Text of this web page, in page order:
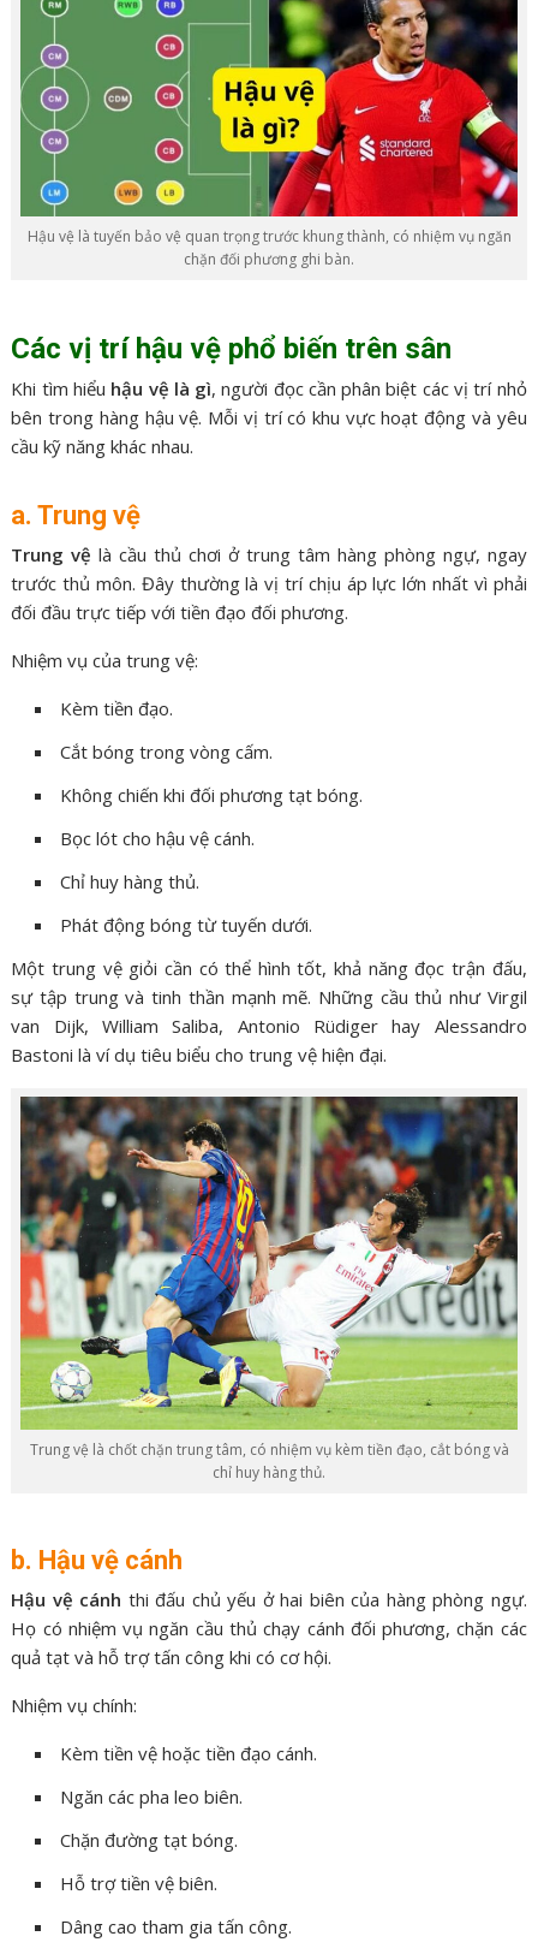
Hậu vệ là tuyến bảo vệ quan trọng trước khung thành, có nhiệm vụ ngăn
chặn đối phương ghi bàn.
Các vị trí hậu vệ phổ biến trên sân
Khi tìm hiểu hậu vệ là gì, người đọc cần phân biệt các vị trí nhỏ
bên trong hàng hậu vệ. Mỗi vị trí có khu vực hoạt động và yêu
cầu kỹ năng khác nhau.
a. Trung vệ
Trung vệ là cầu thủ chơi ở trung tâm hàng phòng ngự, ngay
trước thủ môn. Đây thường là vị trí chịu áp lực lớn nhất vì phải
đối đầu trực tiếp với tiền đạo đối phương.
Nhiệm vụ của trung vệ:
Kèm tiền đạo.
Cắt bóng trong vòng cấm.
Không chiến khi đối phương tạt bóng.
Bọc lót cho hậu vệ cánh.
Chỉ huy hàng thủ.
Phát động bóng từ tuyến dưới.
Một trung vệ giỏi cần có thể hình tốt, khả năng đọc trận đấu,
sự tập trung và tinh thần mạnh mẽ. Những cầu thủ như Virgil
van Dijk, William Saliba, Antonio Rüdiger hay Alessandro
Bastoni là ví dụ tiêu biểu cho trung vệ hiện đại.
Trung vệ là chốt chặn trung tâm, có nhiệm vụ kèm tiền đạo, cắt bóng và
chỉ huy hàng thủ.
b. Hậu vệ cánh
Hậu vệ cánh thi đấu chủ yếu ở hai biên của hàng phòng ngự.
Họ có nhiệm vụ ngăn cầu thủ chạy cánh đối phương, chặn các
quả tạt và hỗ trợ tấn công khi có cơ hội.
Nhiệm vụ chính:
Kèm tiền vệ hoặc tiền đạo cánh.
Ngăn các pha leo biên.
Chặn đường tạt bóng.
Hỗ trợ tiền vệ biên.
Dâng cao tham gia tấn công.